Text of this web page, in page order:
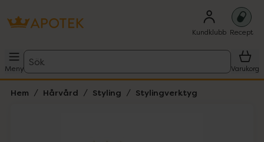
Kundklubb Recept
Meny
Sök
Varukorg
Hem Hårvård Styling Stylingverktyg